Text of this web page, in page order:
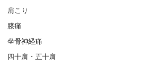
肩こり
膝痛
坐骨神経痛
四十肩・五十肩